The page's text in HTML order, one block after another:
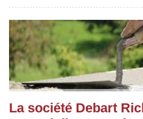
La société Debart